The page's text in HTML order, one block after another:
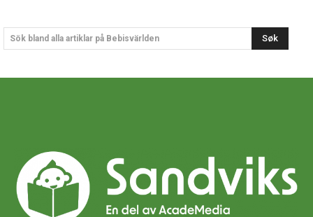
Sök bland alla artiklar på Bebisvärlden Søk